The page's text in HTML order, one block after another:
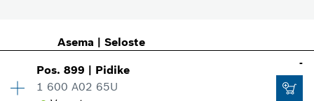
Asema| Seloste
Pos.899 | Pidike
1 600 A02 65U
-